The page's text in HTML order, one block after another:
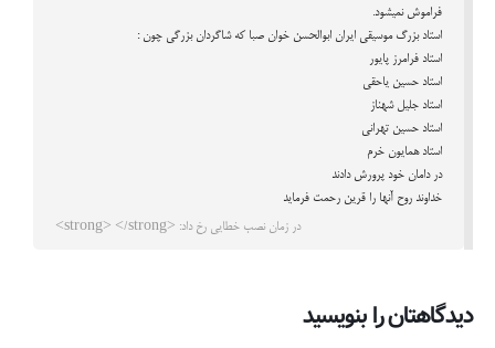
فراموش نمیشود.
استاد بزرگ موسیقی ایران ابوالحسن خوان صبا که شاگردان بزرگی چون :
استاد فرامرز پایور
استاد حسین یاحقی
استاد جلیل شهناز
استاد حسین تهرانی
استاد همایون خرم
در دامان خود پرورش دادند
خداوند روح آنها را قرین رحمت فرماید
در زمان نصب خطایی رخ داد: <strong> </strong>
دیدگاهتان را بنویسید